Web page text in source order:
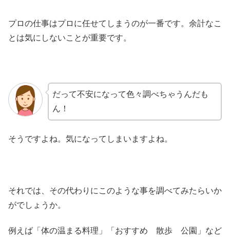
プロの仕事はプロに任せてしまうのが一番です。余計なこ
とは気にしないことが重要です。
だって不安になって色々調べちゃうんだも
ん！
そうですよね。気になってしまいますよね。
それでは、その代わりにこのような事を調べてみたらいか
がでしょうか。
例えば「体の温まる料理」「おすすめ 散歩 公園」など